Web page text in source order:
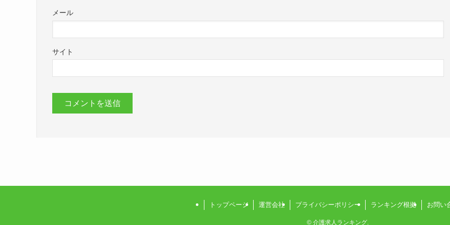
メール
サイト
トップページ 運営会社 プライバシーポリシー ランキング根拠 お問い
©介護求人ランキング.